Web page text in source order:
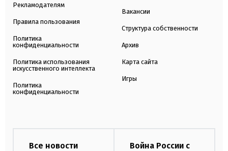
Рекламодателям
Правила пользования
Политика
конфиденциальности
Политика использования
искусственного интеллекта
Политика
конфиденциальности
Вакансии
Структура собственности
Архив
Карта сайта
Игры
Все новости
Война России с